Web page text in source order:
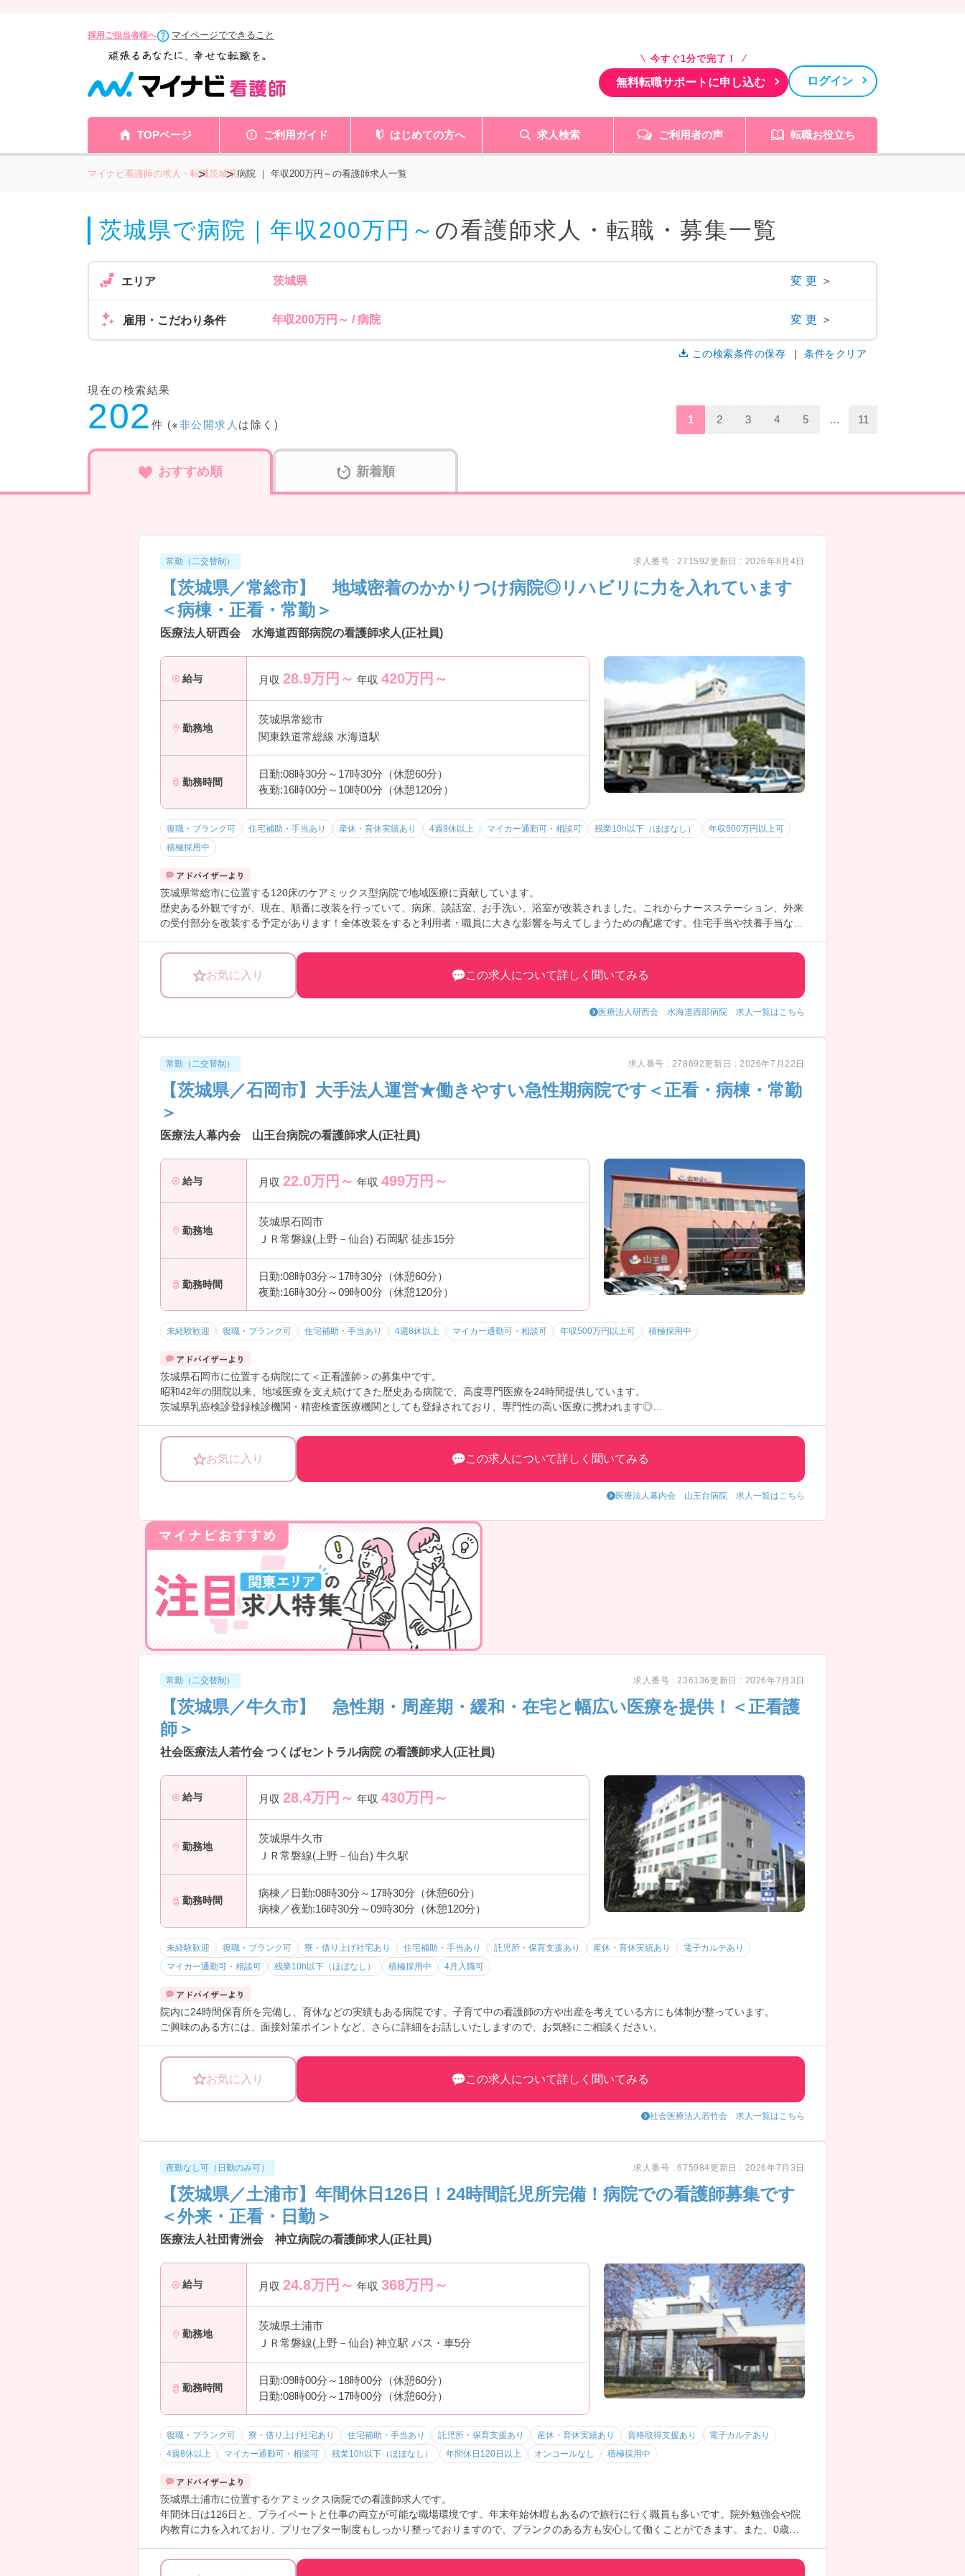
採用ご担当者様へ マイページでできること
今すぐ1分で完了！
無料転職サポートに申し込む ログイン
TOPページ ご利用ガイド はじめての方へ 求人検索 ご利用者の声 転職お役立ち
マイナビ看護師の求人・転職茨城県病院 ｜ 年収200万円～の看護師求人一覧
茨城県で病院｜年収200万円～ の看護師求人・転職・募集一覧
エリア 茨城県 変更 ＞
雇用・こだわり条件 年収200万円～ / 病院 変更 ＞
この検索条件の保存 条件をクリア
現在の検索結果
202 件 (※非公開求人 は除く) 1 2 3 4 5 … 11
おすすめ順 新着順
常勤（二交替制） 求人番号 : 271592更新日 : 2026年8月4日
【茨城県／常総市】 地域密着のかかりつけ病院◎リハビリに力を入れています
＜病棟・正看・常勤＞
医療法人研西会 水海道西部病院の看護師求人(正社員)
給与 月収 28.9万円～ 年収 420万円～
勤務地
茨城県常総市
関東鉄道常総線 水海道駅
勤務時間
日勤:08時30分～17時30分（休憩60分）
夜勤:16時00分～10時00分（休憩120分）
復職・ブランク可 住宅補助・手当あり 産休・育休実績あり 4週8休以上 マイカー通勤可・相談可 残業10h以下（ほぼなし）
年収500万円以上可
積極採用中
茨城県常総市に位置する120床のケアミックス型病院で地域医療に貢献しています。
歴史ある外観ですが、現在、順番に改装を行っていて、病床、談話室、お手洗い、浴室が改装されました。これからナースステーション、外来
の受付部分を改装する予定があります！全体改装をすると利用者・職員に大きな影響を与えてしまうための配慮です。住宅手当や扶養手当など
ご興味ある方には、面接対策ポイントなど、さらに詳細をお話しいたしますのでお気軽にご相談ください。
お気に入り この求人について詳しく聞いてみる
医療法人研西会 水海道西部病院 求人一覧はこちら
常勤（二交替制） 求人番号 : 278692更新日 : 2026年7月22日
【茨城県／石岡市】大手法人運営★働きやすい急性期病院です＜正看・病棟・常勤
＞
医療法人幕内会 山王台病院の看護師求人(正社員)
給与 月収 22.0万円～ 年収 499万円～
勤務地
茨城県石岡市
ＪＲ常磐線(上野－仙台) 石岡駅 徒歩15分
勤務時間
日勤:08時03分～17時30分（休憩60分）
夜勤:16時30分～09時00分（休憩120分）
未経験歓迎 復職・ブランク可 住宅補助・手当あり 4週8休以上 マイカー通勤可・相談可 年収500万円以上可 積極採用中
茨城県石岡市に位置する病院にて＜正看護師＞の募集中です。
昭和42年の開院以来、地域医療を支え続けてきた歴史ある病院で、高度専門医療を24時間提供しています。
茨城県乳癌検診登録検診機関・精密検査医療機関としても登録されており、専門性の高い医療に携われます◎
お気に入り この求人について詳しく聞いてみる
医療法人幕内会 山王台病院 求人一覧はこちら
常勤（二交替制） 求人番号 : 236136更新日 : 2026年7月3日
【茨城県／牛久市】 急性期・周産期・緩和・在宅と幅広い医療を提供！＜正看護
師＞
社会医療法人若竹会 つくばセントラル病院 の看護師求人(正社員)
給与 月収 28.4万円～ 年収 430万円～
勤務地
茨城県牛久市
ＪＲ常磐線(上野－仙台) 牛久駅
勤務時間
病棟／日勤:08時30分～17時30分（休憩60分）
病棟／夜勤:16時30分～09時30分（休憩120分）
未経験歓迎 復職・ブランク可 寮・借り上げ社宅あり 住宅補助・手当あり 託児所・保育支援あり 産休・育休実績あり
電子カルテあり
マイカー通勤可・相談可
残業10h以下（ほぼなし） 積極採用中 4月入職可
院内に24時間保育所を完備し、育休などの実績もある病院です。子育て中の看護師の方や出産を考えている方にも体制が整っています。
ご興味のある方には、面接対策ポイントなど、さらに詳細をお話しいたしますので、お気軽にご相談ください。
お気に入り この求人について詳しく聞いてみる
社会医療法人若竹会 求人一覧はこちら
夜勤なし可（日勤のみ可） 求人番号 : 675984更新日 : 2026年7月3日
【茨城県／土浦市】年間休日126日！24時間託児所完備！病院での看護師募集です
＜外来・正看・日勤＞
医療法人社団青洲会 神立病院の看護師求人(正社員)
給与 月収 24.8万円～ 年収 368万円～
勤務地
茨城県土浦市
ＪＲ常磐線(上野－仙台) 神立駅 バス・車5分
勤務時間
日勤:09時00分～18時00分（休憩60分）
日勤:08時00分～17時00分（休憩60分）
復職・ブランク可 寮・借り上げ社宅あり 住宅補助・手当あり 託児所・保育支援あり 産休・育休実績あり 資格取得支援あり
電子カルテあり
4週8休以上
マイカー通勤可・相談可 残業10h以下（ほぼなし） 年間休日120日以上 オンコールなし 積極採用中
茨城県土浦市に位置するケアミックス病院での看護師求人です。
年間休日は126日と、プライベートと仕事の両立が可能な職場環境です。年末年始休暇もあるので旅行に行く職員も多いです。院外勉強会や院
内教育に力を入れており、プリセプター制度もしっかり整っておりますので、ブランクのある方も安心して働くことができます。また、0歳か
策ポイントなど、さらに詳細をお話しいたしますのでお気軽にご相談ください。